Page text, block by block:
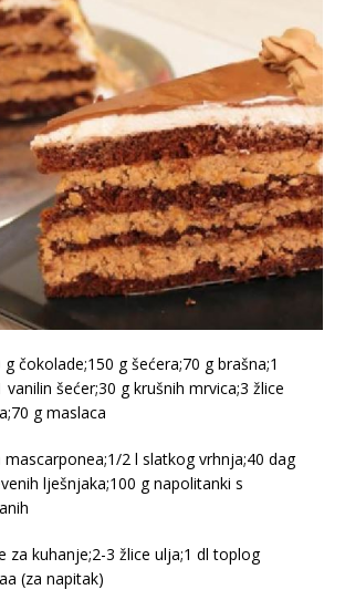
čokolade;150 g šećera;70 g brašna;1
vanilin šećer;30 g krušnih mrvica;3 žlice
g maslaca
mascarponea;1/2 l slatkog vrhnja;40 dag
lješnjaka;100 g napolitanki s
za kuhanje;2-3 žlice ulja;1 dl toplog
(za napitak)